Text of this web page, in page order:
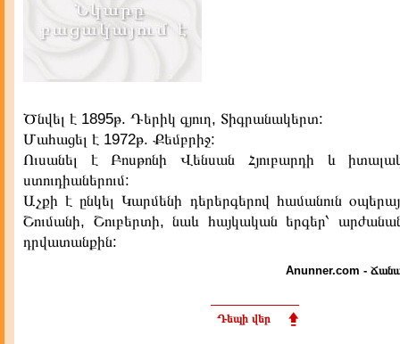
Ծնվել է 1895թ. Դերիկ գյուղ, Տիգրանակերտ:
Մահացել է 1972թ. Քեմբրիջ:
Ուսանել է Բոսթոնի Վենսան Հյուբարդի և
ստուդիաներում:
Աչքի է ընկել Կարմենի դերերգերով համանուն
Շումանի, Շուբերտի, նաև հայկական երգեր՝
դրվատանքին:
Anunner.com -
Դեպի վեր